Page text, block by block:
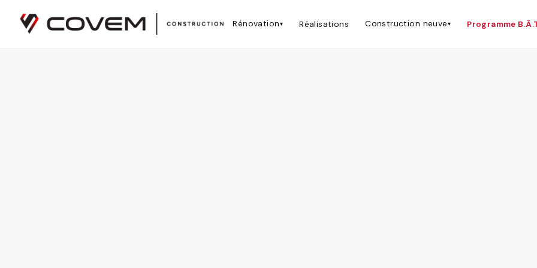
Rénovation▾ Réalisations Construction neuve▾ Programme
Covem Construction est un entrepreneur général certifié RBQ (5705-1872-01) basé à Longueuil qui dessert Saint-
Accueil Zones desservies Saint-Mathieu-de-Beloeil